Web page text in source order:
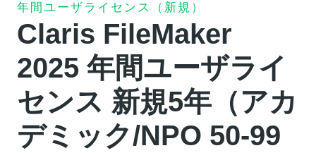
年間ユーザライセンス（新規）
Claris FileMaker
2025 年間ユーザライ
センス 新規5年（アカ
デミック/NPO 50-99